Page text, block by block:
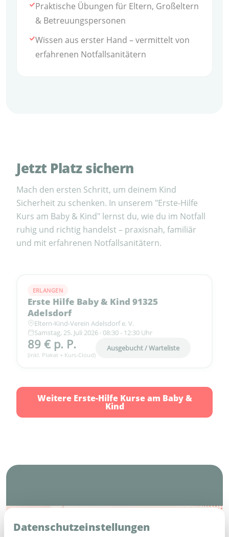
Praktische Übungen für Eltern, Großeltern
& Betreuungspersonen
Wissen aus erster Hand – vermittelt von
erfahrenen Notfallsanitätern
Jetzt Platz sichern
Mach den ersten Schritt, um deinem Kind
Sicherheit zu schenken. In unserem "Erste-Hilfe
Kurs am Baby & Kind" lernst du, wie du im Notfall
ruhig und richtig handelst – praxisnah, familiär
und mit erfahrenen Notfallsanitätern.
ERLANGEN
Erste Hilfe Baby & Kind 91325
Adelsdorf
Eltern-Kind-Verein Adelsdorf e. V.
Samstag, 25. Juli 2026 · 08:30 - 12:30 Uhr
89 € p. P.
(inkl. Plakat + Kurs-Cloud)
Ausgebucht / Warteliste
Weitere Erste-Hilfe Kurse am Baby &
Kind
Häufige Fragen (FAQ)
Datenschutzeinstellungen